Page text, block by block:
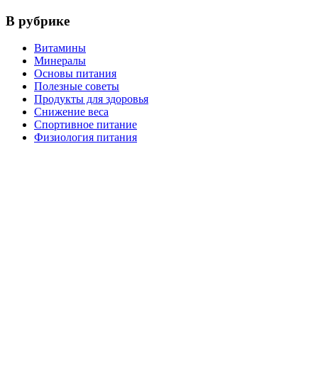
В рубрике
Витамины
Минералы
Основы питания
Полезные советы
Продукты для здоровья
Снижение веса
Спортивное питание
Физиология питания